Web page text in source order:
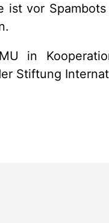
ist vor
in
Stiftung